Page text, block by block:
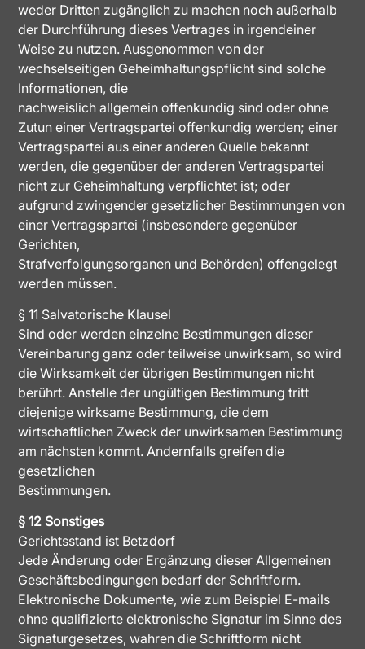
weder Dritten zugänglich zu machen noch außerhalb
der Durchführung dieses Vertrages in irgendeiner
Weise zu nutzen. Ausgenommen von der
wechselseitigen Geheimhaltungspflicht sind solche
Informationen, die
nachweislich allgemein offenkundig sind oder ohne
Zutun einer Vertragspartei offenkundig werden; einer
Vertragspartei aus einer anderen Quelle bekannt
werden, die gegenüber der anderen Vertragspartei
nicht zur Geheimhaltung verpflichtet ist; oder
aufgrund zwingender gesetzlicher Bestimmungen von
einer Vertragspartei (insbesondere gegenüber
Gerichten,
Strafverfolgungsorganen und Behörden) offengelegt
werden müssen.
§ 11 Salvatorische Klausel
Sind oder werden einzelne Bestimmungen dieser
Vereinbarung ganz oder teilweise unwirksam, so wird
die Wirksamkeit der übrigen Bestimmungen nicht
berührt. Anstelle der ungültigen Bestimmung tritt
diejenige wirksame Bestimmung, die dem
wirtschaftlichen Zweck der unwirksamen Bestimmung
am nächsten kommt. Andernfalls greifen die
gesetzlichen
Bestimmungen.
§ 12 Sonstiges
Gerichtsstand ist Betzdorf
Jede Änderung oder Ergänzung dieser Allgemeinen
Geschäftsbedingungen bedarf der Schriftform.
Elektronische Dokumente, wie zum Beispiel E-mails
ohne qualifizierte elektronische Signatur im Sinne des
Signaturgesetzes, wahren die Schriftform nicht